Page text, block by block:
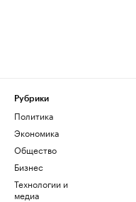
Рубрики
Политика
Экономика
Общество
Бизнес
Технологии и
медиа